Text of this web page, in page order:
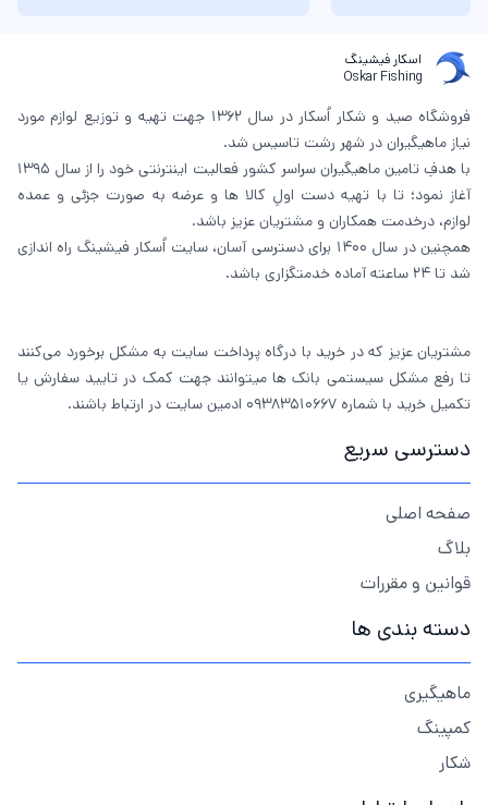
اسکار فیشینگ
Oskar Fishing
فروشگاه صید و شکار اُسکار در سال 1362 جهت تهیه و توزیع لوازم مورد
نیاز ماهیگیران در شهر رشت تاسیس شد.
با هدفِ تامین ماهیگیران سراسر کشور فعالیت اینترنتی خود را از سال 1395
آغاز نمود؛ تا با تهیه دست اولِ کالا ها و عرضه به صورت جزئی و عمده
لوازم، درخدمت همکاران و مشتریان عزیز باشد.
همچنین در سال 1400 برای دسترسی آسان، سایت اُسکار فیشینگ راه اندازی
شد تا 24 ساعته آماده خدمتگزاری باشد.
مشتریان عزیز که در خرید با درگاه پرداخت سایت به مشکل برخورد می‌کنند
تا رفع مشکل سیستمی بانک ها میتوانند جهت کمک در تایید سفارش یا
تکمیل خرید با شماره 09383510667 ادمین سایت در ارتباط باشند.
دسترسی سریع
صفحه اصلی
بلاگ
قوانین و مقررات
دسته بندی ها
ماهیگیری
کمپینگ
شکار